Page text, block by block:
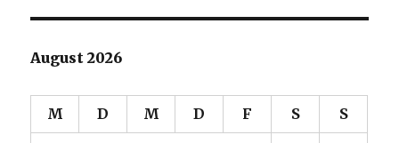
August 2026
M D M D F S S